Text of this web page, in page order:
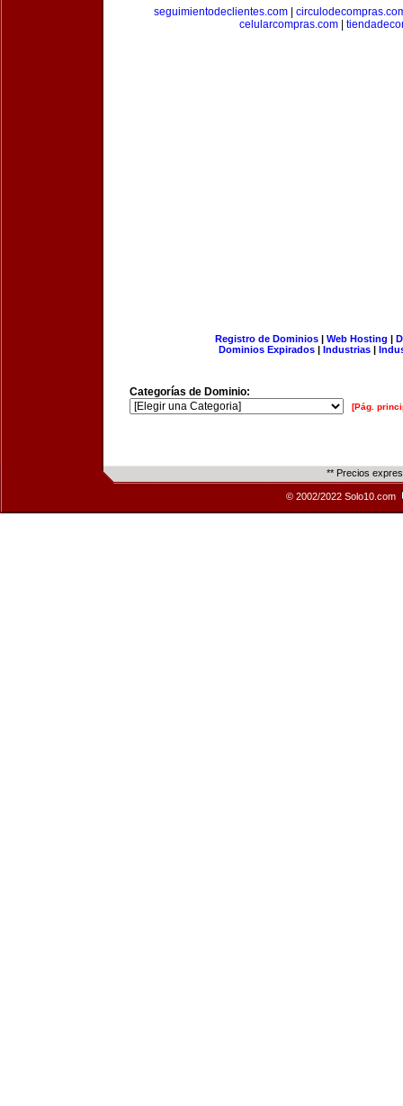
seguimientodeclientes.com
celularcompras.com
Registro de Dominios| Web Hosting |
Dominios Expirados | Industrias |
Categorías de Dominio:
[Pág.
** Precios
© 2002/2022 Solo10.com